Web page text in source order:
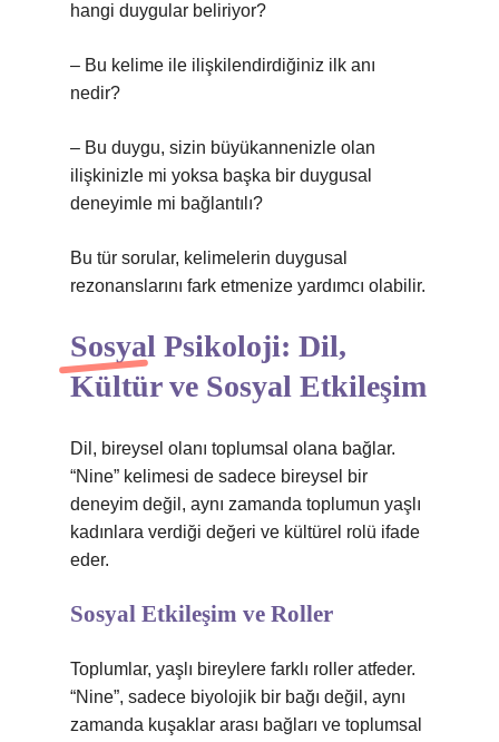
hangi duygular beliriyor?
– Bu kelime ile ilişkilendirdiğiniz ilk anı
nedir?
– Bu duygu, sizin büyükannenizle olan
ilişkinizle mi yoksa başka bir duygusal
deneyimle mi bağlantılı?
Bu tür sorular, kelimelerin duygusal
rezonanslarını fark etmenize yardımcı olabilir.
Sosyal Psikoloji: Dil,
Kültür ve Sosyal Etkileşim
Dil, bireysel olanı toplumsal olana bağlar.
“Nine” kelimesi de sadece bireysel bir
deneyim değil, aynı zamanda toplumun yaşlı
kadınlara verdiği değeri ve kültürel rolü ifade
eder.
Sosyal Etkileşim ve Roller
Toplumlar, yaşlı bireylere farklı roller atfeder.
“Nine”, sadece biyolojik bir bağı değil, aynı
zamanda kuşaklar arası bağları ve toplumsal